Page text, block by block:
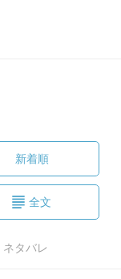
新着順
全文
ネタバレ